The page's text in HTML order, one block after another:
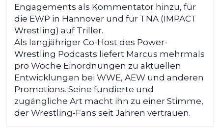
Engagements als Kommentator hinzu, für
die EWP in Hannover und für TNA (IMPACT
Wrestling) auf Triller.
Als langjähriger Co-Host des Power-
Wrestling Podcasts liefert Marcus mehrmals
pro Woche Einordnungen zu aktuellen
Entwicklungen bei WWE, AEW und anderen
Promotions. Seine fundierte und
zugängliche Art macht ihn zu einer Stimme,
der Wrestling-Fans seit Jahren vertrauen.